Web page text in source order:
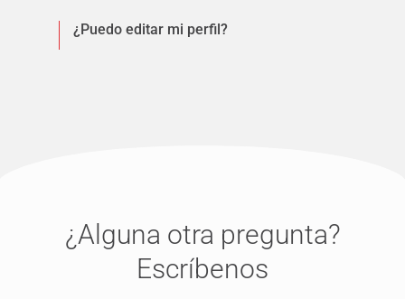
¿Puedo editar mi perfil?
¿Alguna otra pregunta?
Escríbenos